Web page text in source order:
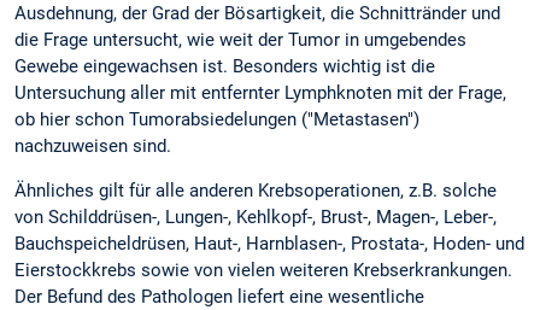
Ausdehnung, der Grad der Bösartigkeit, die Schnittränder und
die Frage untersucht, wie weit der Tumor in umgebendes
Gewebe eingewachsen ist. Besonders wichtig ist die
Untersuchung aller mit entfernter Lymphknoten mit der Frage,
ob hier schon Tumorabsiedelungen ("Metastasen")
nachzuweisen sind.
Ähnliches gilt für alle anderen Krebsoperationen, z.B. solche
von Schilddrüsen-, Lungen-, Kehlkopf-, Brust-, Magen-, Leber-,
Bauchspeicheldrüsen, Haut-, Harnblasen-, Prostata-, Hoden- und
Eierstockkrebs sowie von vielen weiteren Krebserkrankungen.
Der Befund des Pathologen liefert eine wesentliche